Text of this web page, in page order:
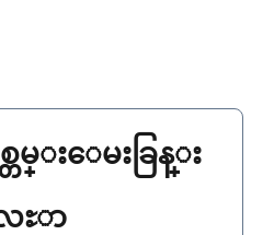
တမ္းေမးခြန္း
ႊာ